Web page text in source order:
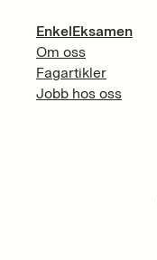
EnkelEksamen
Om oss
Fagartikler
Jobb hos oss